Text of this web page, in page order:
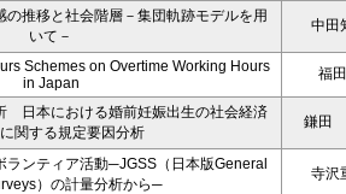
推移と社会階層－集団軌跡モデルを用
いて－
中田
Schemes on Overtime Working Hours
in Japan
福
日本における婚前妊娠出生の社会経済
関する規定要因分析
鎌田
ランティア活動─JGSS（日本版General
）の計量分析から─
寺沢